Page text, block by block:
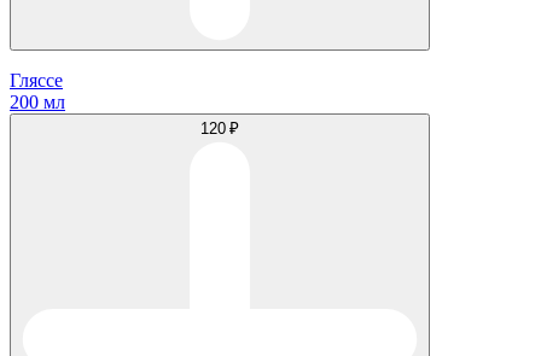
Гляссе
200 мл
120 ₽